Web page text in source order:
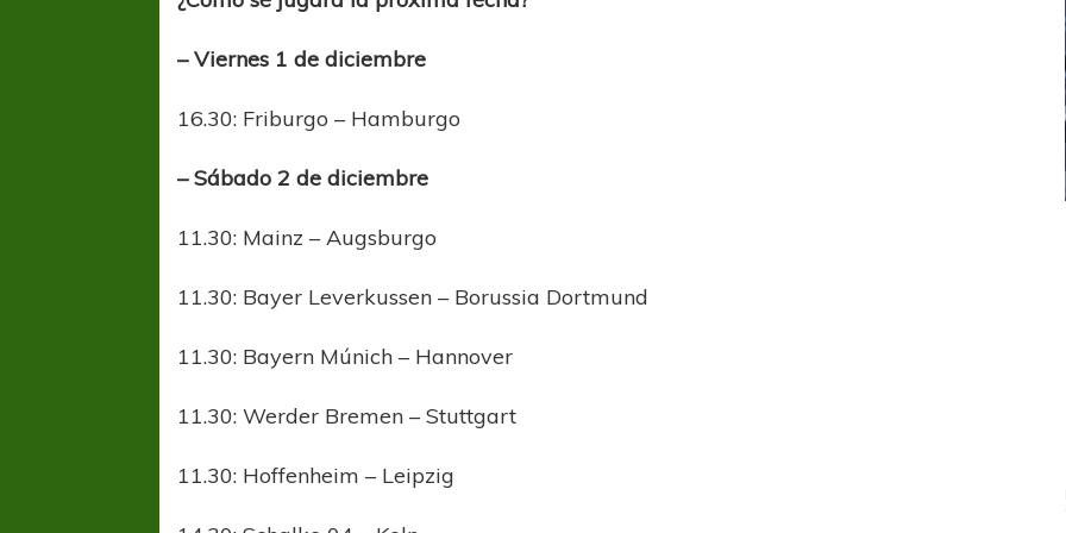
– Viernes 1 de diciembre
16.30: Friburgo – Hamburgo
– Sábado 2 de diciembre
11.30: Mainz – Augsburgo
11.30: Bayer Leverkussen – Borussia Dortmund
11.30: Bayern Múnich – Hannover
11.30: Werder Bremen – Stuttgart
11.30: Hoffenheim – Leipzig
A pesar de la derrota Tigre avanzó a
COPA SUDAMERICANA